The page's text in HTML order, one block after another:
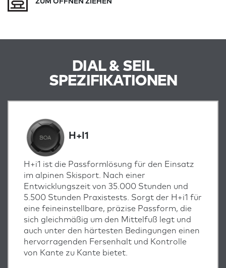
DIAL & SEIL
SPEZIFIKATIONEN
H+I1
H+i1 ist die Passformlösung für den Einsatz
im alpinen Skisport. Nach einer
Entwicklungszeit von 35.000 Stunden und
5.500 Stunden Praxistests. Sorgt der H+i1 für
eine feineinstellbare, präzise Passform, die
sich gleichmäßig um den Mittelfuß legt und
auch unter den härtesten Bedingungen einen
hervorragenden Fersenhalt und Kontrolle
von Kante zu Kante bietet.